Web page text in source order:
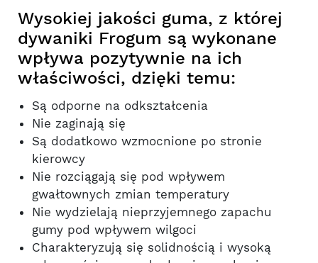
Wysokiej jakości guma, z której
dywaniki Frogum są wykonane
wpływa pozytywnie na ich
właściwości, dzięki temu:
Są odporne na odkształcenia
Nie zaginają się
Są dodatkowo wzmocnione po stronie
kierowcy
Nie rozciągają się pod wpływem
gwałtownych zmian temperatury
Nie wydzielają nieprzyjemnego zapachu
gumy pod wpływem wilgoci
Charakteryzują się solidnością i wysoką